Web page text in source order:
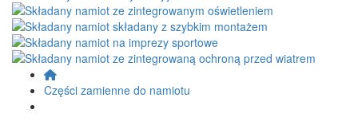
Części zamienne do namiotu